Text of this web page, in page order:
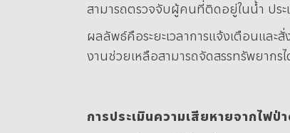
สามารถตรวจจับผู้คนที่ติดอยู่ในน้ำ ประ
ผลลัพธ์คือระยะเวลาการแจ้งเตือนแล
งานช่วยเหลือสามารถจัดสรรทรัพยาก
การประเมินความเสียหายจากไ